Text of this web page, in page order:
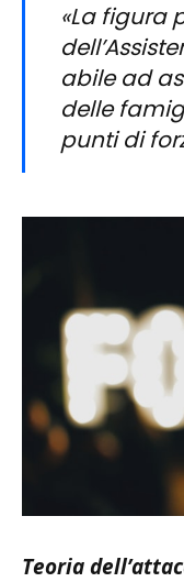
«La figura
abile ad
delle
punti di
Teoria